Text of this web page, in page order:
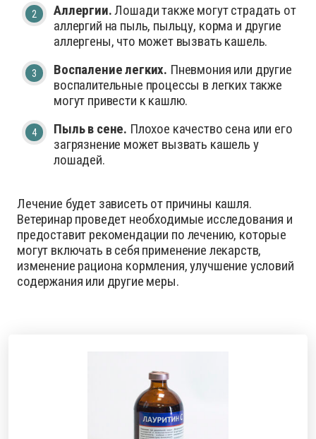
Аллергии.Лошади также могут страдать от
аллергий на пыль, пыльцу, корма и другие
аллергены, что может вызвать кашель.
Воспаление легких. Пневмония или другие
воспалительные процессы в легких также
могут привести к кашлю.
Пыль в сене. Плохое качество сена или его
загрязнение может вызвать кашель у
лошадей.
Лечение будет зависеть от причины кашля.
Ветеринар проведет необходимые исследования и
предоставит рекомендации по лечению, которые
могут включать в себя применение лекарств,
изменение рациона кормления, улучшение условий
содержания или другие меры.